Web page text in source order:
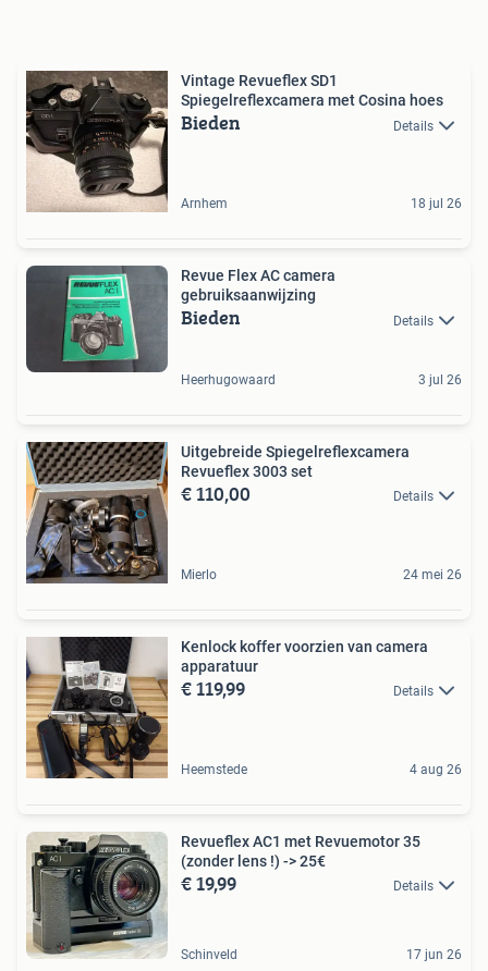
Vintage Revueflex SD1
Spiegelreflexcamera met Cosina hoes
Bieden Details
Arnhem 18 jul 26
Revue Flex AC camera
gebruiksaanwijzing
Bieden Details
Heerhugowaard 3 jul 26
Uitgebreide Spiegelreflexcamera
Revueflex 3003 set
€ 110,00 Details
Mierlo 24 mei 26
Kenlock koffer voorzien van camera
apparatuur
€ 119,99 Details
Heemstede 4 aug 26
Revueflex AC1 met Revuemotor 35
(zonder lens !) -> 25€
€ 19,99 Details
Schinveld 17 jun 26